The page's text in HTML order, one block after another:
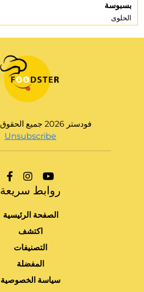
بسبوسة
الحلوى
فودستر 2026 جميع الحقوق محفوظة
Unsubscribe
روابط سريعة
الصفحة الرئيسية
اكتشف
التصنيفات
المفضلة
سياسة الخصوصية